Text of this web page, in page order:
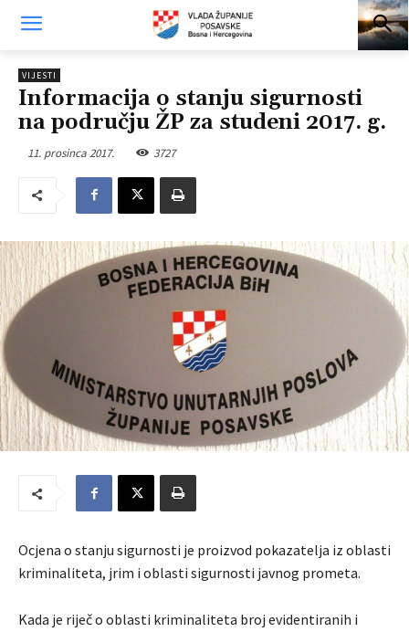
VIJESTI
Informacija o stanju sigurnosti
na području ŽP za studeni 2017. g.
11. prosinca 2017. 3727
Ocjena o stanju sigurnosti je proizvod pokazatelja iz oblasti
kriminaliteta, jrim i oblasti sigurnosti javnog prometa.
Kada je riječ o oblasti kriminaliteta broj evidentiranih i